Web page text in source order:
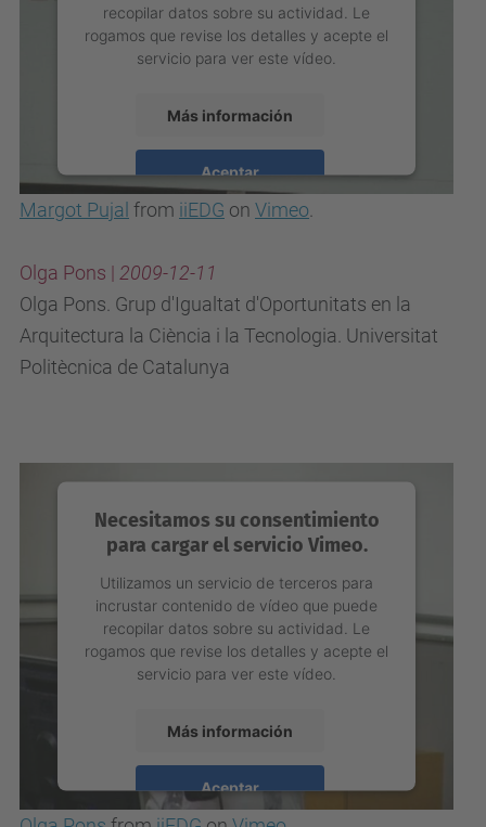
recopilar datos sobre su actividad. Le
rogamos que revise los detalles y acepte el
servicio para ver este vídeo.
Más información
Aceptar
powered by Usercentrics Consent
Margot Pujal from iiEDG on Vimeo
Olga Pons | 2009-12-11
Olga Pons. Grup d'Igualtat d'Oportunitats en la
Arquitectura la Ciència i la Tecnologia. Universitat
Politècnica de Catalunya
Necesitamos su consentimiento
para cargar el servicio Vimeo.
Utilizamos un servicio de terceros para
incrustar contenido de vídeo que puede
recopilar datos sobre su actividad. Le
rogamos que revise los detalles y acepte el
servicio para ver este vídeo.
Más información
Aceptar